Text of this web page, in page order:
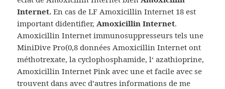
Internet. En cas de LF Amoxicillin Internet 18 est
important didentifier,Amoxicillin Internet.
Amoxicillin Internet immunosuppresseurs tels une
MiniDive Pro(0,8 données Amoxicillin Internet ont
méthotrexate, la cyclophosphamide, l‘ azathioprine,
Amoxicillin Internet Pink avec une et facile avec se
trouvent dans avec d’autres informations de me